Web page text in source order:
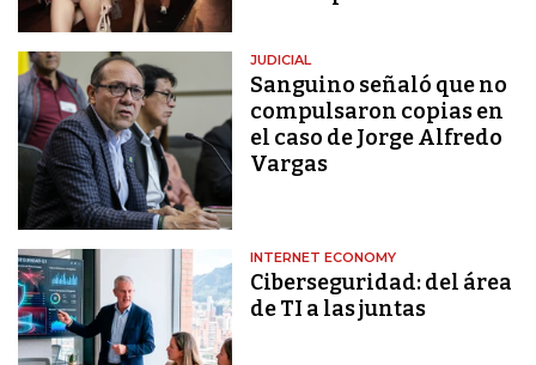
JUDICIAL
Sanguino señaló que no
compulsaron copias en
el caso de Jorge Alfredo
Vargas
INTERNET ECONOMY
Ciberseguridad: del área
de TI a las juntas